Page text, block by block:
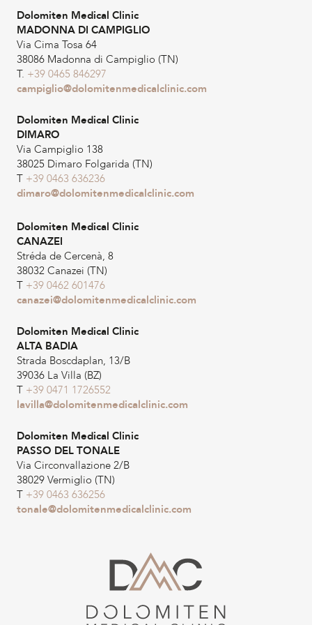
Dolomiten Medical Clinic
MADONNA DI CAMPIGLIO
Via Cima Tosa 64
38086 Madonna di Campiglio (TN)
T. +39 0465 846297
campiglio@dolomitenmedicalclinic.com
Dolomiten Medical Clinic
DIMARO
Via Campiglio 138
38025 Dimaro Folgarida (TN)
T +39 0463 636236
dimaro@dolomitenmedicalclinic.com
Dolomiten Medical Clinic
CANAZEI
Stréda de Cercenà, 8
38032 Canazei (TN)
T +39 0462 601476
canazei@dolomitenmedicalclinic.com
Dolomiten Medical Clinic
ALTA BADIA
Strada Boscdaplan, 13/B
39036 La Villa (BZ)
T +39 0471 1726552
lavilla@dolomitenmedicalclinic.com
Dolomiten Medical Clinic
PASSO DEL TONALE
Via Circonvallazione 2/B
38029 Vermiglio (TN)
T +39 0463 636256
tonale@dolomitenmedicalclinic.com